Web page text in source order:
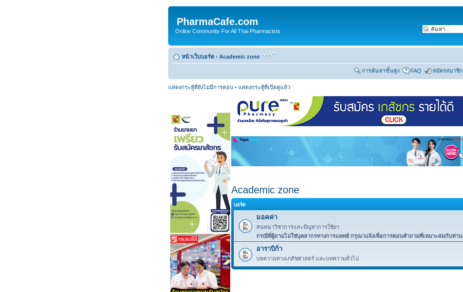
PharmaCafe.com
Online Community For All Thai Pharmacists
หน้าเว็บบอร์ด ‹ Academic zone
การค้นหาขั้นสูง FAQ สมัครสมาชิก
แสดงกระทู้ที่ยังไม่มีการตอบ • แสดงกระทู้ที่เปิดดูแล้ว
Academic zone
บอร์ด
มอคค่า
สนทนาวิชาการและปัญหาการใช้ยา
กรณีที่ผู้ถามไม่ใช่บุคลากรทางการแพทย์ กรุณาแจ้งเพื่อการตอบคำถามที่เหมาะสมกับท่าน
อาราบิก้า
บทความทางเภสัชศาสตร์ และบทความทั่วไป